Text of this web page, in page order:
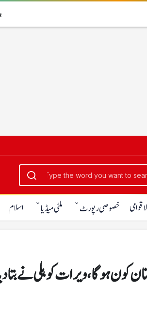
خصوصی رپورٹ ملٹی میڈیا اسلام
کون ہوگا، ویرات کوہلی نے